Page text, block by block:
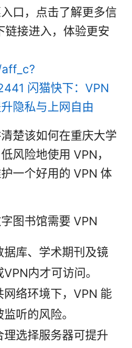
口，点击了解更多信
接进入，体验更安
闪猫快下：VPN
隐私与上网自由
楚该如何在重庆大学
风险地使用 VPN，
一个好用的 VPN 体
图书馆需要 VPN
库、学术期刊及镜
内才可访问。
络环境下，VPN 能
听的风险。
选择服务器可提升